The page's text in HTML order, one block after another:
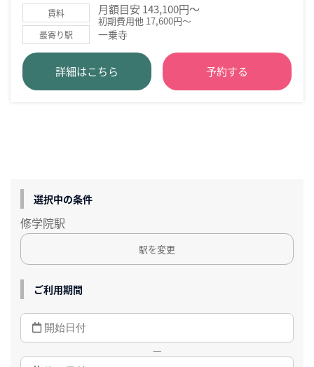
賃料 月額目安 143,100円～
初期費用他 17,600円～
最寄り駅 一乗寺
詳細はこちら 予約する
選択中の条件
修学院駅
駅を変更
ご利用期間
—